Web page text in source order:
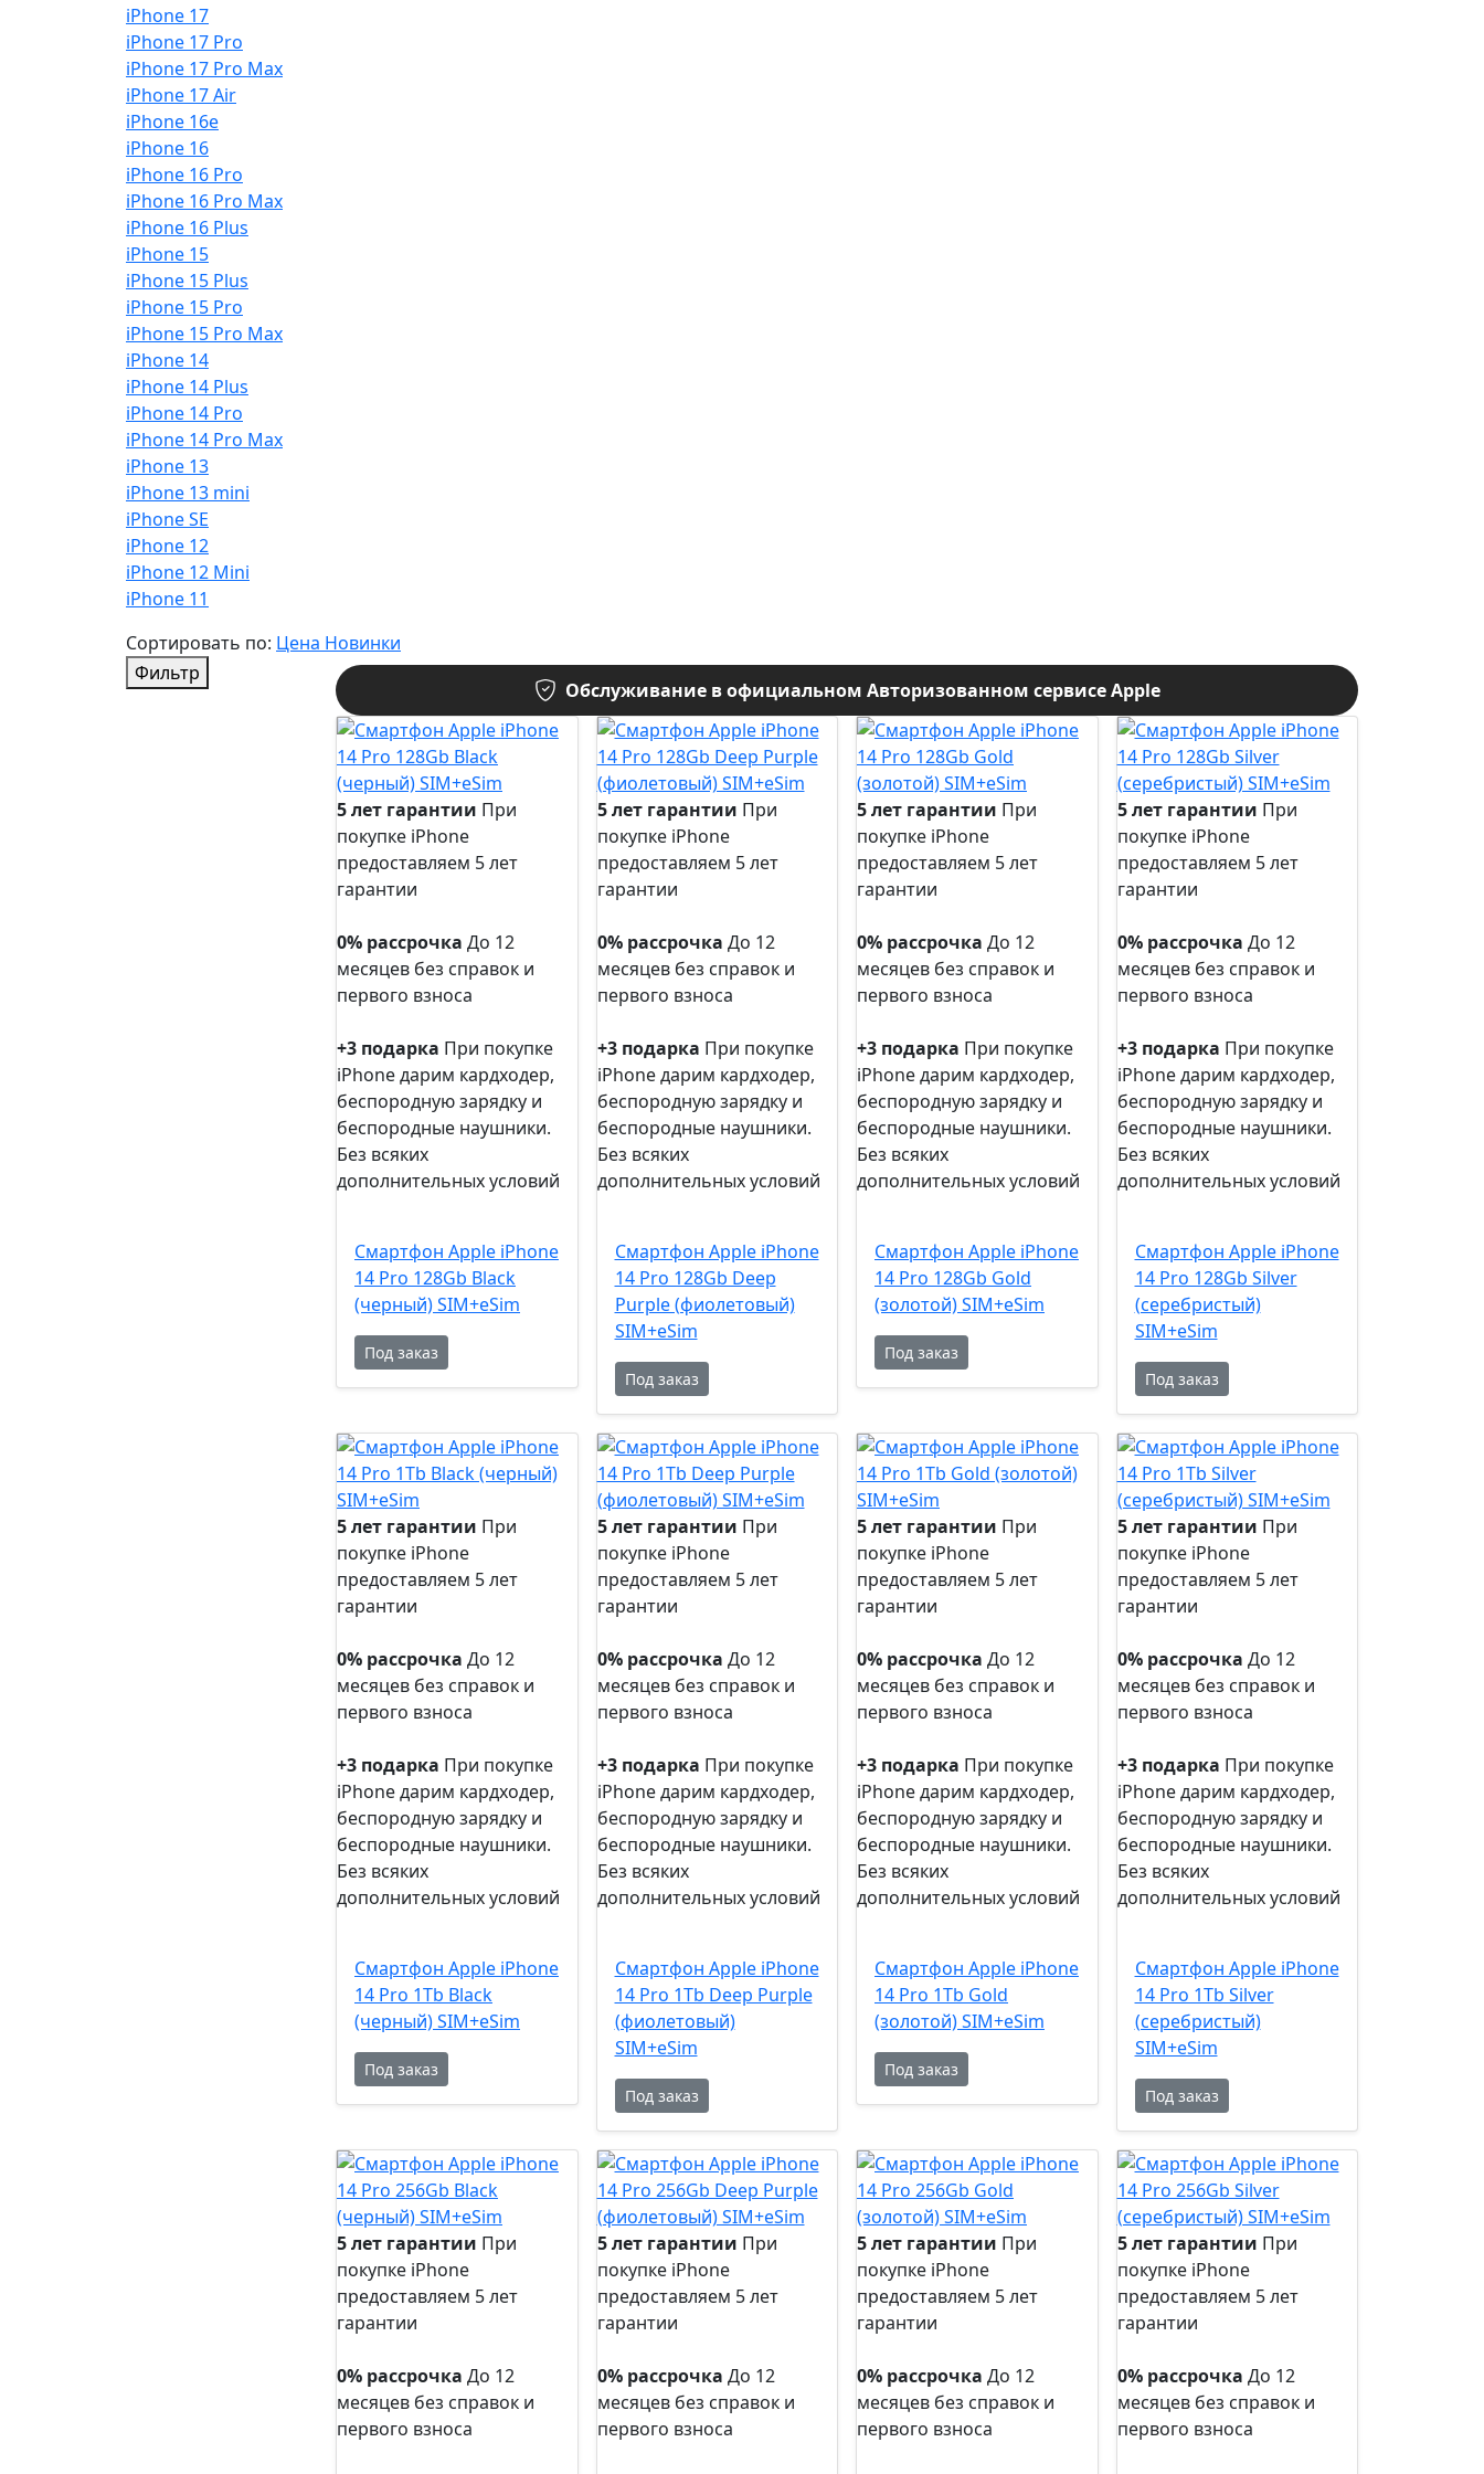
iPhone 17
iPhone 17 Pro
iPhone 17 Pro Max
iPhone 17 Air
iPhone 16e
iPhone 16
iPhone 16 Pro
iPhone 16 Pro Max
iPhone 16 Plus
iPhone 15
iPhone 15 Plus
iPhone 15 Pro
iPhone 15 Pro Max
iPhone 14
iPhone 14 Plus
iPhone 14 Pro
iPhone 14 Pro Max
iPhone 13
iPhone 13 mini
iPhone SE
iPhone 12
iPhone 12 Mini
iPhone 11
Сортировать по: Цена Новинки
Фильтр
Обслуживание в официальном Авторизованном сервисе Apple
5 лет гарантии При
покупке iPhone
предоставляем 5 лет
гарантии
0% рассрочка До 12
месяцев без справок и
первого взноса
+3 подарка При покупке
iPhone дарим кардходер,
беспородную зарядку и
беспородные наушники.
Без всяких
дополнительных условий
Смартфон Apple iPhone
14 Pro 128Gb Black
(черный) SIM+eSim
Под заказ
5 лет гарантии При
покупке iPhone
предоставляем 5 лет
гарантии
0% рассрочка До 12
месяцев без справок и
первого взноса
+3 подарка При покупке
iPhone дарим кардходер,
беспородную зарядку и
беспородные наушники.
Без всяких
дополнительных условий
Смартфон Apple iPhone
14 Pro 128Gb Deep
Purple (фиолетовый)
SIM+eSim
Под заказ
5 лет гарантии При
покупке iPhone
предоставляем 5 лет
гарантии
0% рассрочка До 12
месяцев без справок и
первого взноса
+3 подарка При покупке
iPhone дарим кардходер,
беспородную зарядку и
беспородные наушники.
Без всяких
дополнительных условий
Смартфон Apple iPhone
14 Pro 128Gb Gold
(золотой) SIM+eSim
Под заказ
5 лет гарантии При
покупке iPhone
предоставляем 5 лет
гарантии
0% рассрочка До 12
месяцев без справок и
первого взноса
+3 подарка При покупке
iPhone дарим кардходер,
беспородную зарядку и
беспородные наушники.
Без всяких
дополнительных условий
Смартфон Apple iPhone
14 Pro 128Gb Silver
(серебристый)
SIM+eSim
Под заказ
5 лет гарантии При
покупке iPhone
предоставляем 5 лет
гарантии
0% рассрочка До 12
месяцев без справок и
первого взноса
+3 подарка При покупке
iPhone дарим кардходер,
беспородную зарядку и
беспородные наушники.
Без всяких
дополнительных условий
Смартфон Apple iPhone
14 Pro 1Tb Black
(черный) SIM+eSim
Под заказ
5 лет гарантии При
покупке iPhone
предоставляем 5 лет
гарантии
0% рассрочка До 12
месяцев без справок и
первого взноса
+3 подарка При покупке
iPhone дарим кардходер,
беспородную зарядку и
беспородные наушники.
Без всяких
дополнительных условий
Смартфон Apple iPhone
14 Pro 1Tb Deep Purple
(фиолетовый)
SIM+eSim
Под заказ
5 лет гарантии При
покупке iPhone
предоставляем 5 лет
гарантии
0% рассрочка До 12
месяцев без справок и
первого взноса
+3 подарка При покупке
iPhone дарим кардходер,
беспородную зарядку и
беспородные наушники.
Без всяких
дополнительных условий
Смартфон Apple iPhone
14 Pro 1Tb Gold
(золотой) SIM+eSim
Под заказ
5 лет гарантии При
покупке iPhone
предоставляем 5 лет
гарантии
0% рассрочка До 12
месяцев без справок и
первого взноса
+3 подарка При покупке
iPhone дарим кардходер,
беспородную зарядку и
беспородные наушники.
Без всяких
дополнительных условий
Смартфон Apple iPhone
14 Pro 1Tb Silver
(серебристый)
SIM+eSim
Под заказ
5 лет гарантии При
покупке iPhone
предоставляем 5 лет
гарантии
0% рассрочка До 12
месяцев без справок и
первого взноса
5 лет гарантии При
покупке iPhone
предоставляем 5 лет
гарантии
0% рассрочка До 12
месяцев без справок и
первого взноса
5 лет гарантии При
покупке iPhone
предоставляем 5 лет
гарантии
0% рассрочка До 12
месяцев без справок и
первого взноса
5 лет гарантии При
покупке iPhone
предоставляем 5 лет
гарантии
0% рассрочка До 12
месяцев без справок и
первого взноса